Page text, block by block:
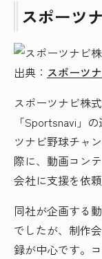
スポーツ
出典： スポーツ
スポーツナビ株
「Sportsnavi」
ツナビ野球チャ
際に、動画コン
会社に支援を依
同社が企画する
でしたが、制作
録が中心です。